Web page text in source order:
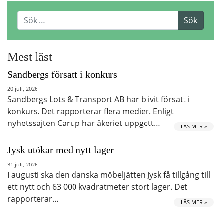
Mest läst
Sandbergs försatt i konkurs
20 juli, 2026
Sandbergs Lots & Transport AB har blivit försatt i
konkurs. Det rapporterar flera medier. Enligt
nyhetssajten Carup har åkeriet uppgett…
LÄS MER »
Jysk utökar med nytt lager
31 juli, 2026
I augusti ska den danska möbeljätten Jysk få tillgång till
ett nytt och 63 000 kvadratmeter stort lager. Det
rapporterar…
LÄS MER »